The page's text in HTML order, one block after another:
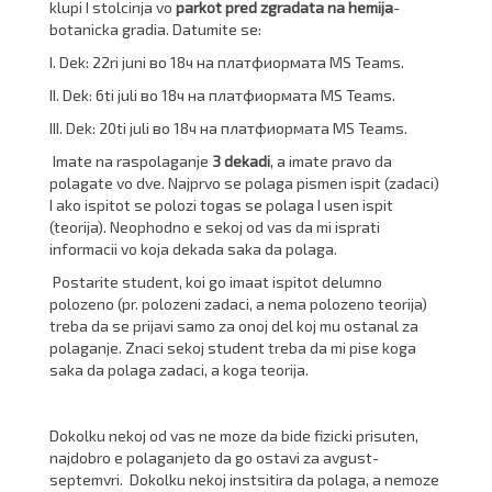
klupi I stolcinja vo parkot pred zgradata na hemija-
botanicka gradia. Datumite se:
I. Dek: 22ri juni во 18ч на платфиормата MS Teams.
II. Dek: 6ti juli во 18ч на платфиормата MS Teams.
III. Dek: 20ti juli во 18ч на платфиормата MS Teams.
Imate na raspolaganje 3 dekadi, a imate pravo da
polagate vo dve. Najprvo se polaga pismen ispit (zadaci)
I ako ispitot se polozi togas se polaga I usen ispit
(teorija). Neophodno e sekoj od vas da mi isprati
informacii vo koja dekada saka da polaga.
Postarite student, koi go imaat ispitot delumno
polozeno (pr. polozeni zadaci, a nema polozeno teorija)
treba da se prijavi samo za onoj del koj mu ostanal za
polaganje. Znaci sekoj student treba da mi pise koga
saka da polaga zadaci, a koga teorija.
Dokolku nekoj od vas ne moze da bide fizicki prisuten,
najdobro e polaganjeto da go ostavi za avgust-
septemvri. Dokolku nekoj instsitira da polaga, a nemoze